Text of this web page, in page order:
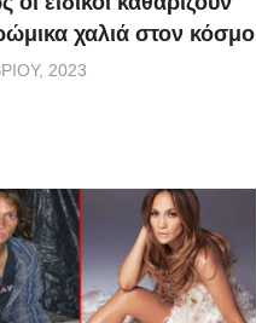
χαλιά στον κόσμο
2023